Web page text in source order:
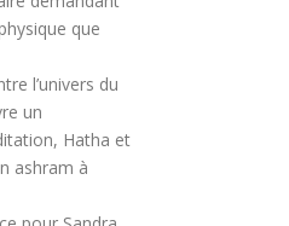
que
l’univers du
un
Hatha et
ashram à